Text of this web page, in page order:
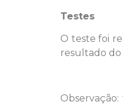
Testes
O teste foi
resultado do